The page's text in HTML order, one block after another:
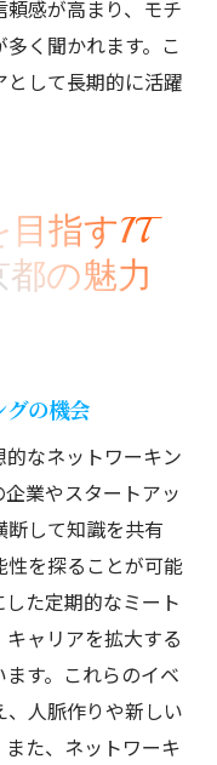
感が高まり、モチ
く聞かれます。こ
して長期的に活躍
指すIT
の魅力
グの機会
なネットワーキン
業やスタートアッ
断して知識を共有
性を探ることが可能
た定期的なミート
ャリアを拡大する
す。これらのイベ
、人脈作りや新しい
た、ネットワーキ